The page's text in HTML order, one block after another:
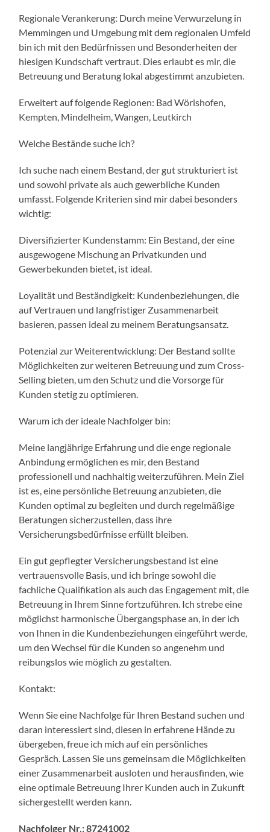
Regionale Verankerung: Durch meine Verwurzelung in
Memmingen und Umgebung mit dem regionalen Umfeld
bin ich mit den Bedürfnissen und Besonderheiten der
hiesigen Kundschaft vertraut. Dies erlaubt es mir, die
Betreuung und Beratung lokal abgestimmt anzubieten.
Erweitert auf folgende Regionen: Bad Wörishofen,
Kempten, Mindelheim, Wangen, Leutkirch
Welche Bestände suche ich?
Ich suche nach einem Bestand, der gut strukturiert ist
und sowohl private als auch gewerbliche Kunden
umfasst. Folgende Kriterien sind mir dabei besonders
wichtig:
Diversifizierter Kundenstamm: Ein Bestand, der eine
ausgewogene Mischung an Privatkunden und
Gewerbekunden bietet, ist ideal.
Loyalität und Beständigkeit: Kundenbeziehungen, die
auf Vertrauen und langfristiger Zusammenarbeit
basieren, passen ideal zu meinem Beratungsansatz.
Potenzial zur Weiterentwicklung: Der Bestand sollte
Möglichkeiten zur weiteren Betreuung und zum Cross-
Selling bieten, um den Schutz und die Vorsorge für
Kunden stetig zu optimieren.
Warum ich der ideale Nachfolger bin:
Meine langjährige Erfahrung und die enge regionale
Anbindung ermöglichen es mir, den Bestand
professionell und nachhaltig weiterzuführen. Mein Ziel
ist es, eine persönliche Betreuung anzubieten, die
Kunden optimal zu begleiten und durch regelmäßige
Beratungen sicherzustellen, dass ihre
Versicherungsbedürfnisse erfüllt bleiben.
Ein gut gepflegter Versicherungsbestand ist eine
vertrauensvolle Basis, und ich bringe sowohl die
fachliche Qualifikation als auch das Engagement mit, die
Betreuung in Ihrem Sinne fortzuführen. Ich strebe eine
möglichst harmonische Übergangsphase an, in der ich
von Ihnen in die Kundenbeziehungen eingeführt werde,
um den Wechsel für die Kunden so angenehm und
reibungslos wie möglich zu gestalten.
Kontakt:
Wenn Sie eine Nachfolge für Ihren Bestand suchen und
daran interessiert sind, diesen in erfahrene Hände zu
übergeben, freue ich mich auf ein persönliches
Gespräch. Lassen Sie uns gemeinsam die Möglichkeiten
einer Zusammenarbeit ausloten und herausfinden, wie
eine optimale Betreuung Ihrer Kunden auch in Zukunft
sichergestellt werden kann.
Nachfolger Nr.: 87241002